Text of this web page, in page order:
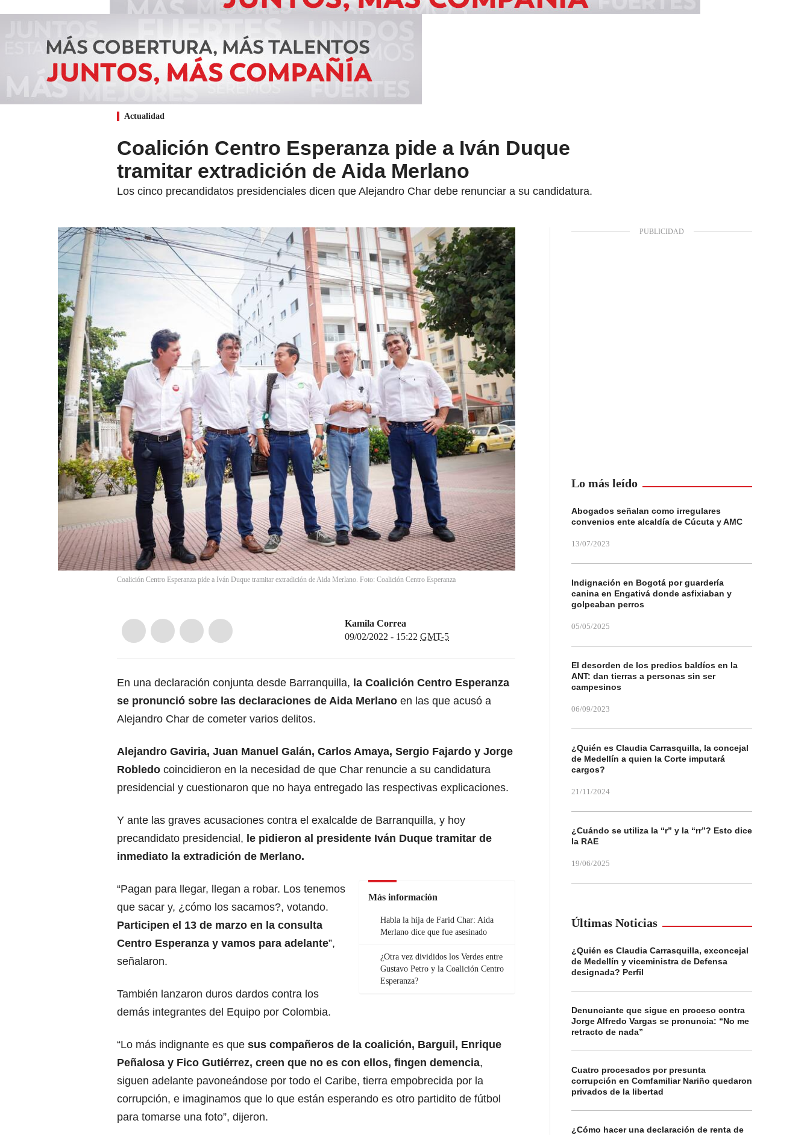
Actualidad
Coalición Centro Esperanza pide a Iván Duque
tramitar extradición de Aida Merlano
Los cinco precandidatos presidenciales dicen que Alejandro Char debe renunciar a su candidatura.
Coalición Centro Esperanza pide a Iván Duque tramitar extradición de Aida Merlano. Foto: Coalición Centro Esperanza
Kamila Correa
09/02/2022 - 15:22 GMT-5
En una declaración conjunta desde Barranquilla, la Coalición Centro Esperanza
se pronunció sobre las declaraciones de Aida Merlano en las que acusó a
Alejandro Char de cometer varios delitos.
Alejandro Gaviria, Juan Manuel Galán, Carlos Amaya, Sergio Fajardo y Jorge
Robledo coincidieron en la necesidad de que Char renuncie a su candidatura
presidencial y cuestionaron que no haya entregado las respectivas explicaciones.
Y ante las graves acusaciones contra el exalcalde de Barranquilla, y hoy
precandidato presidencial, le pidieron al presidente Iván Duque tramitar de
inmediato la extradición de Merlano.
Más información
Habla la hija de Farid Char: Aida
Merlano dice que fue asesinado
¿Otra vez divididos los Verdes entre
Gustavo Petro y la Coalición Centro
Esperanza?
“Pagan para llegar, llegan a robar. Los tenemos
que sacar y, ¿cómo los sacamos?, votando.
Participen el 13 de marzo en la consulta
Centro Esperanza y vamos para adelante”,
señalaron.
También lanzaron duros dardos contra los
demás integrantes del Equipo por Colombia.
“Lo más indignante es que sus compañeros de la coalición, Barguil, Enrique
Peñalosa y Fico Gutiérrez, creen que no es con ellos, fingen demencia,
siguen adelante pavoneándose por todo el Caribe, tierra empobrecida por la
corrupción, e imaginamos que lo que están esperando es otro partidito de fútbol
para tomarse una foto”, dijeron.
Lo más leído
Abogados señalan como irregulares
convenios ente alcaldía de Cúcuta y AMC
13/07/2023
Indignación en Bogotá por guardería
canina en Engativá donde asfixiaban y
golpeaban perros
05/05/2025
El desorden de los predios baldíos en la
ANT: dan tierras a personas sin ser
campesinos
06/09/2023
¿Quién es Claudia Carrasquilla, la concejal
de Medellín a quien la Corte imputará
cargos?
21/11/2024
¿Cuándo se utiliza la “r” y la “rr”? Esto dice
la RAE
19/06/2025
Últimas Noticias
¿Quién es Claudia Carrasquilla, exconcejal
de Medellín y viceministra de Defensa
designada? Perfil
Denunciante que sigue en proceso contra
Jorge Alfredo Vargas se pronuncia: “No me
retracto de nada”
Cuatro procesados por presunta
corrupción en Comfamiliar Nariño quedaron
privados de la libertad
¿Cómo hacer una declaración de renta de